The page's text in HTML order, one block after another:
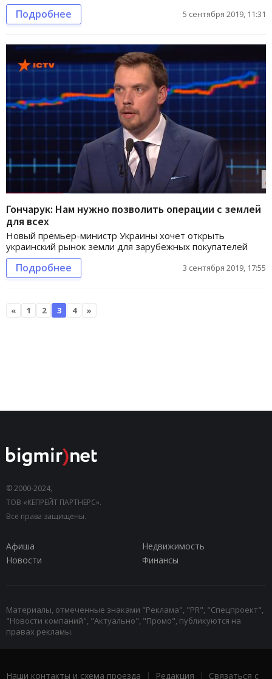
Подробнее 5 сентября 2019, 11:31
Гончарук: Нам нужно позволить операции с землей
для всех
Новый премьер-министр Украины хочет открыть
украинский рынок земли для зарубежных покупателей
Подробнее 3 сентября 2019, 17:55
« 1 2 3 4 »
© 2000-2024,
ТОВ «КЕПРЕЙТ ПАРТНЕРС».
Все права защищены.
Афиша
Недвижимость
Новости
Финансы
Материалы, отмеченные знаками "Реклама", "PR", "Спецпроект",
"Новости компаний", "Актуально", "Промо", публикуются на
правах рекламы.
Наши контакты и схема проезда | Редакция | Связаться с